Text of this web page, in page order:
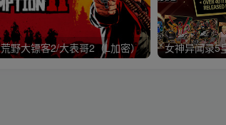
荒野大镖客2/大表哥2（L加密） 女神异闻录5